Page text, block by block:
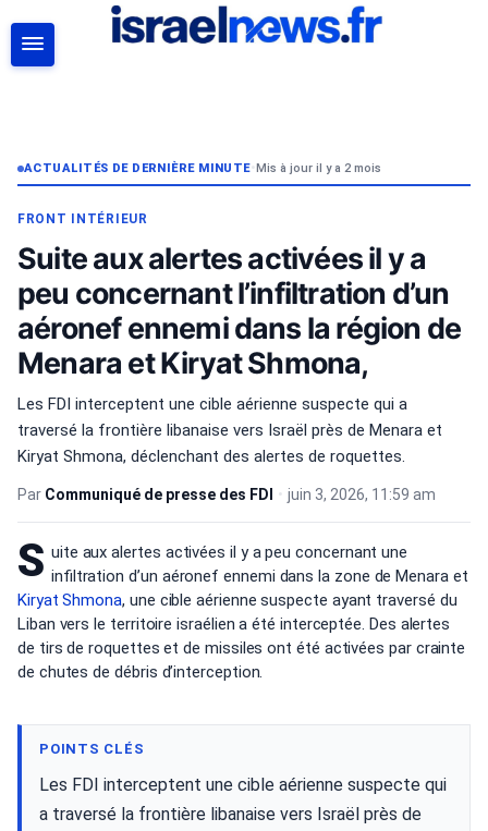
ACTUALITÉS DE DERNIÈRE MINUTE•Mis à jour il y a 2 mois
FRONT INTÉRIEUR
Suite aux alertes activées il y a
peu concernant l’infiltration d’un
aéronef ennemi dans la région de
Menara et Kiryat Shmona,
Les FDI interceptent une cible aérienne suspecte qui a
traversé la frontière libanaise vers Israël près de Menara et
Kiryat Shmona, déclenchant des alertes de roquettes.
Par Communiqué de presse des FDI • juin 3, 2026, 11:59 am
S uite aux alertes activées il y a peu concernant une
infiltration d’un aéronef ennemi dans la zone de Menara et
Kiryat Shmona, une cible aérienne suspecte ayant traversé du
Liban vers le territoire israélien a été interceptée. Des alertes
de tirs de roquettes et de missiles ont été activées par crainte
de chutes de débris d’interception.
POINTS CLÉS
Les FDI interceptent une cible aérienne suspecte qui
a traversé la frontière libanaise vers Israël près de